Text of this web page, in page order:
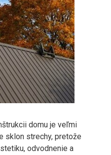
domu je veľmi
sklon strechy, pretože
odvodnenie a